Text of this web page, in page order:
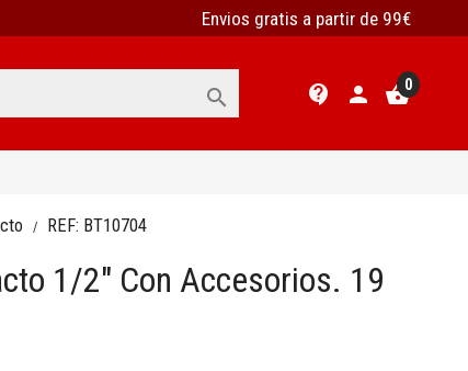
Envios gratis a partir de 99€
 contact_support person shopping_basket0
REF: BT10704
1/2" Con Accesorios. 19